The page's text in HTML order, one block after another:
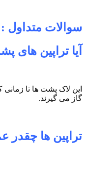
سوالات متداول :
آیا تراپین های
این لاک پشت ها تا زمانی
گاز می گیرند.
تراپین ها چقدر